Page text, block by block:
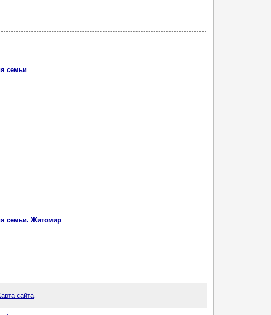
семьи
семьи. Житомир
сайта